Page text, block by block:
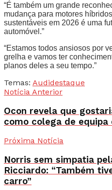
“É também um grande
mudança para motores
sustentáveis em 2026 é uma
automóvel.”
“Estamos todos ansiosos por
grelha e vamos ter
planos deles a seu tempo.”
Temas: Audidestaque
Notícia Anterior
Ocon revela que
como colega de equipa
Próxima Notícia
Norris sem simpatia
Ricciardo: “Também
carro”